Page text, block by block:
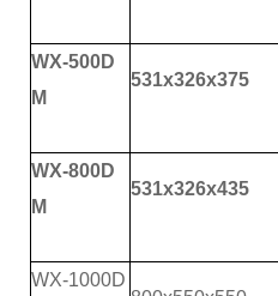
WX-500D
M
531x326x375
WX-800D
M
531x326x435
WX-1000D